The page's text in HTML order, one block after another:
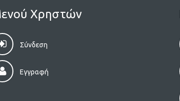
Χρηστών
Σύνδεση
Εγγραφή